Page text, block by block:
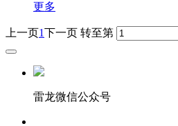
更多
上一页1下一页 转至第
雷龙微信公众号